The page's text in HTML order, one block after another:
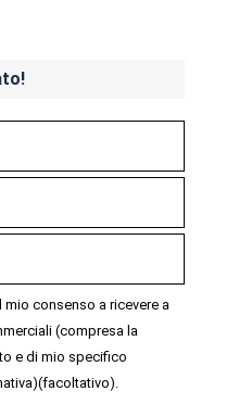
consenso a ricevere a
(compresa la
e di mio specifico